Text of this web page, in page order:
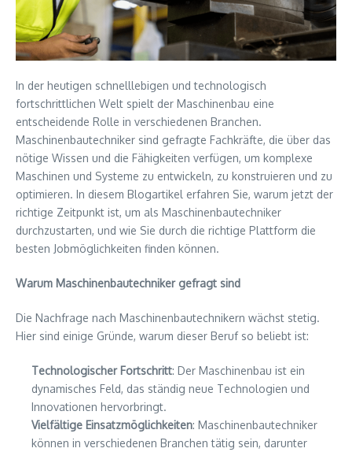
In der heutigen schnelllebigen und technologisch
fortschrittlichen Welt spielt der Maschinenbau eine
entscheidende Rolle in verschiedenen Branchen.
Maschinenbautechniker sind gefragte Fachkräfte, die über das
nötige Wissen und die Fähigkeiten verfügen, um komplexe
Maschinen und Systeme zu entwickeln, zu konstruieren und zu
optimieren. In diesem Blogartikel erfahren Sie, warum jetzt der
richtige Zeitpunkt ist, um als Maschinenbautechniker
durchzustarten, und wie Sie durch die richtige Plattform die
besten Jobmöglichkeiten finden können.
Warum Maschinenbautechniker gefragt sind
Die Nachfrage nach Maschinenbautechnikern wächst stetig.
Hier sind einige Gründe, warum dieser Beruf so beliebt ist:
Technologischer Fortschritt: Der Maschinenbau ist ein
dynamisches Feld, das ständig neue Technologien und
Innovationen hervorbringt.
Vielfältige Einsatzmöglichkeiten: Maschinenbautechniker
können in verschiedenen Branchen tätig sein, darunter